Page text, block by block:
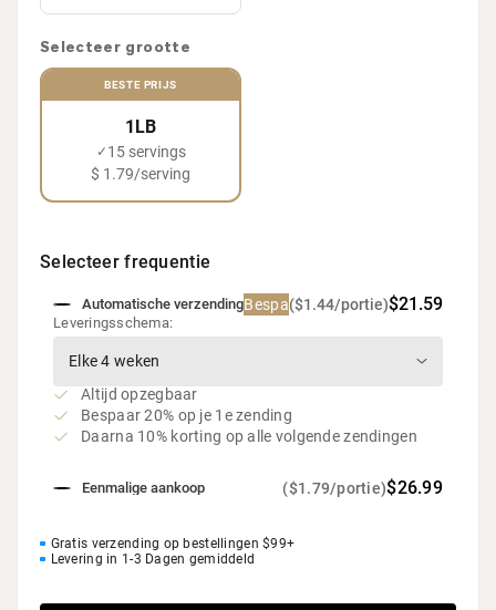
Selecteer grootte
BESTE PRIJS
1LB
✓ 15 servings
$ 1.79/serving
Selecteer frequentie
Eenmalige aankoop ($1.79/portie)$26.99
Automatische verzendingBespaar 20%($1.44/portie)$21.59
Leveringsschema:
Altijd opzegbaar
Bespaar 20% op je 1e zending
Daarna 10% korting op alle volgende zendingen
Gratis verzending op bestellingen $99+
Levering in 1-3 Dagen gemiddeld